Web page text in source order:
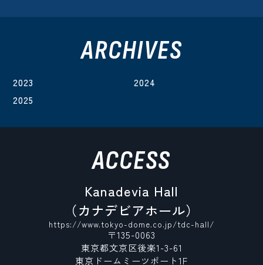
ARCHIVES
2023
2024
2025
ACCESS
Kanadevia Hall
（カナデビアホール）
https://www.tokyo-dome.co.jp/tdc-hall/
〒135-0063
東京都文京区後楽1-3-61
東京ドームミーツポート1F